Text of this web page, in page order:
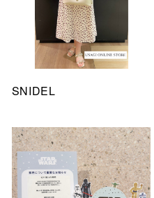
SNIDEL